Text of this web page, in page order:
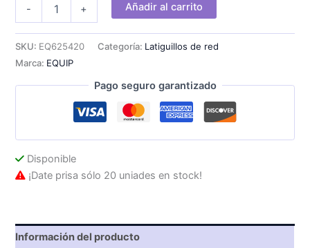
-
Cat.6
1m
Rojo
+ Añadir al carrito
SKU: EQ625420 Categoría: Latiguillos de red
Marca: EQUIP
Pago seguro garantizado
Disponible
¡Date prisa sólo 20 uniades en stock!
Información del producto